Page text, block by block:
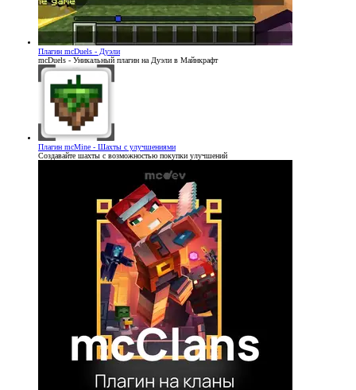
Плагин mcDuels - Дуэли
mcDuels - Уникальный плагин на Дуэли в Майнкрафт
Плагин mcMine - Шахты с улучшениями
Создавайте шахты с возможностью покупки улучшений